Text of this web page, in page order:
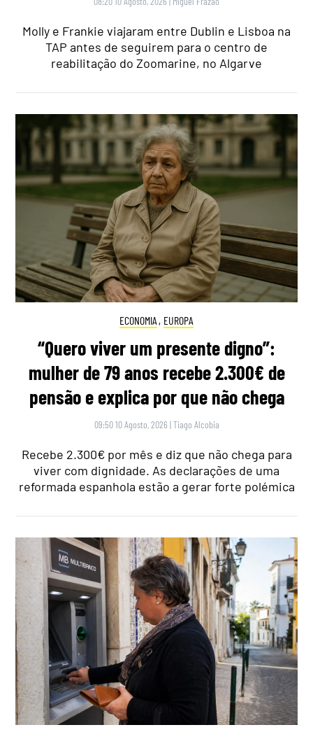
Molly e Frankie viajaram entre Dublin e Lisboa na
TAP antes de seguirem para o centro de
reabilitação do Zoomarine, no Algarve
ECONOMIA , EUROPA
“Quero viver um presente digno”:
mulher de 79 anos recebe 2.300€ de
pensão e explica por que não chega
09:50 10 Agosto, 2026 |Tiago Alcobia
Recebe 2.300€ por mês e diz que não chega para
viver com dignidade. As declarações de uma
reformada espanhola estão a gerar forte polémica